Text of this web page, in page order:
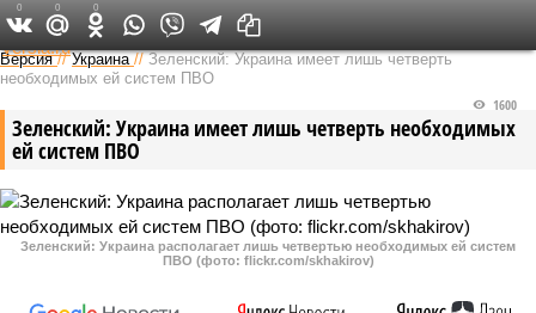
Федеральный выпуск
Версия //Украина //Зеленский: Украина имеет лишь четверть
необходимых ей систем ПВО
Зеленский: Украина имеет лишь четверть необходимых
ей систем ПВО
1600
Зеленский: Украина располагает лишь четвертью необходимых ей систем
ПВО (фото: flickr.com/skhakirov)
0 0 0